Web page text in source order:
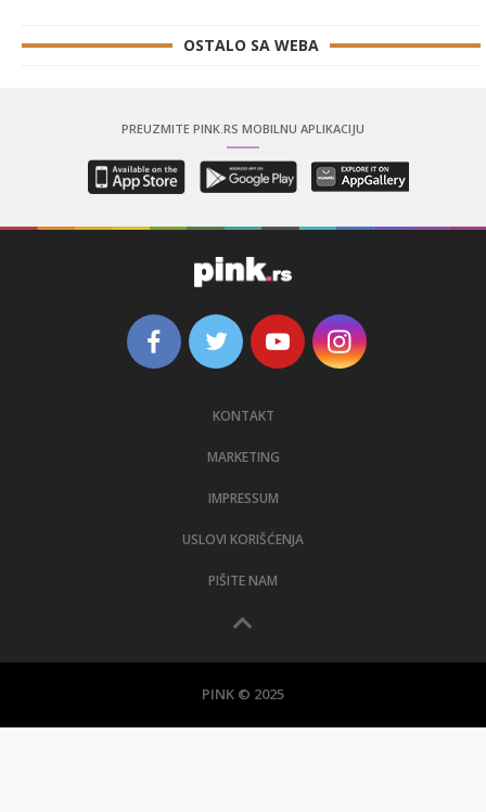
OSTALO SA WEBA
PREUZMITE PINK.RS MOBILNU APLIKACIJU
KONTAKT
MARKETING
IMPRESSUM
USLOVI KORIŠĆENJA
PIŠITE NAM
PINK © 2025